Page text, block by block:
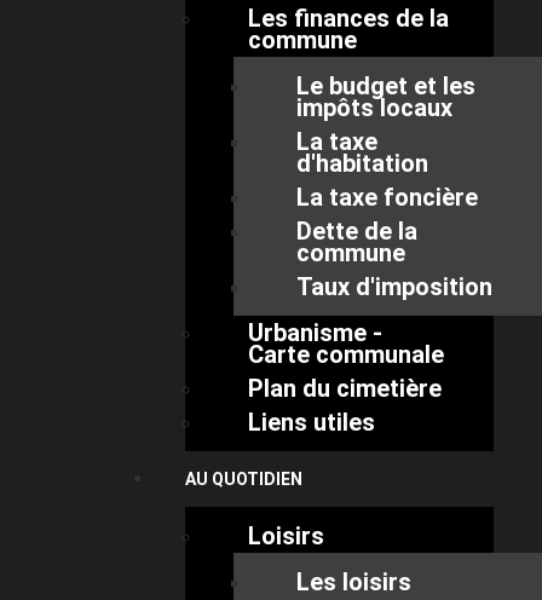
Les finances de la
commune
Le budget et les
impôts locaux
La taxe
d'habitation
La taxe foncière
Dette de la
commune
Taux d'imposition
Urbanisme -
Carte communale
Plan du cimetière
Liens utiles
AU QUOTIDIEN
Loisirs
Les loisirs